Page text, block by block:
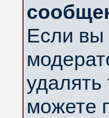
Если вы
можете